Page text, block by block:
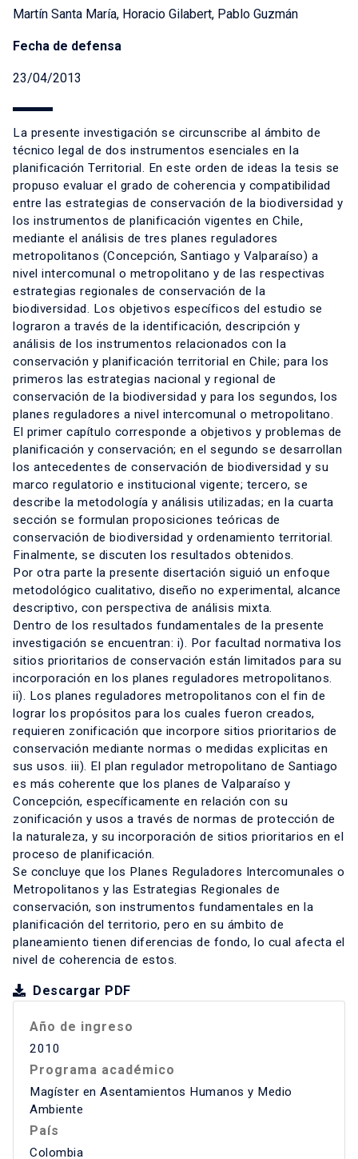
Martín Santa María, Horacio Gilabert, Pablo Guzmán
Fecha de defensa
23/04/2013
La presente investigación se circunscribe al ámbito de
técnico legal de dos instrumentos esenciales en la
planificación Territorial. En este orden de ideas la tesis se
propuso evaluar el grado de coherencia y compatibilidad
entre las estrategias de conservación de la biodiversidad y
los instrumentos de planificación vigentes en Chile,
mediante el análisis de tres planes reguladores
metropolitanos (Concepción, Santiago y Valparaíso) a
nivel intercomunal o metropolitano y de las respectivas
estrategias regionales de conservación de la
biodiversidad. Los objetivos específicos del estudio se
lograron a través de la identificación, descripción y
análisis de los instrumentos relacionados con la
conservación y planificación territorial en Chile; para los
primeros las estrategias nacional y regional de
conservación de la biodiversidad y para los segundos, los
planes reguladores a nivel intercomunal o metropolitano.
El primer capítulo corresponde a objetivos y problemas de
planificación y conservación; en el segundo se desarrollan
los antecedentes de conservación de biodiversidad y su
marco regulatorio e institucional vigente; tercero, se
describe la metodología y análisis utilizadas; en la cuarta
sección se formulan proposiciones teóricas de
conservación de biodiversidad y ordenamiento territorial.
Finalmente, se discuten los resultados obtenidos.
Por otra parte la presente disertación siguió un enfoque
metodológico cualitativo, diseño no experimental, alcance
descriptivo, con perspectiva de análisis mixta.
Dentro de los resultados fundamentales de la presente
investigación se encuentran: i). Por facultad normativa los
sitios prioritarios de conservación están limitados para su
incorporación en los planes reguladores metropolitanos.
ii). Los planes reguladores metropolitanos con el fin de
lograr los propósitos para los cuales fueron creados,
requieren zonificación que incorpore sitios prioritarios de
conservación mediante normas o medidas explicitas en
sus usos. iii). El plan regulador metropolitano de Santiago
es más coherente que los planes de Valparaíso y
Concepción, específicamente en relación con su
zonificación y usos a través de normas de protección de
la naturaleza, y su incorporación de sitios prioritarios en el
proceso de planificación.
Se concluye que los Planes Reguladores Intercomunales o
Metropolitanos y las Estrategias Regionales de
conservación, son instrumentos fundamentales en la
planificación del territorio, pero en su ámbito de
planeamiento tienen diferencias de fondo, lo cual afecta el
nivel de coherencia de estos.
Descargar PDF
Año de ingreso
2010
Programa académico
Magíster en Asentamientos Humanos y Medio
Ambiente
País
Colombia